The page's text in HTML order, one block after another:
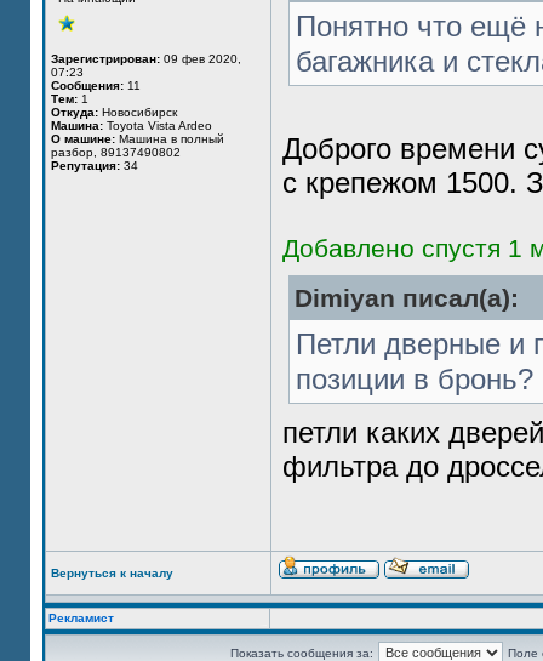
Зарегистрирован: 09 фев 2020,
07:23
Сообщения: 11
Тем: 1
Откуда: Новосибирск
Машина: Toyota Vista Ardeo
О машине: Машина в полный
разбор, 89137490802
Репутация: 34
Понятно что ещё
багажника и
Доброго времени
с крепежом 1500.
Добавлено спустя 1
Dimiyan писал(а):
Петли дверные и
позиции в бронь?
петли каких
фильтра до
Вернуться к началу
Рекламист
Показать сообщения за: Поле